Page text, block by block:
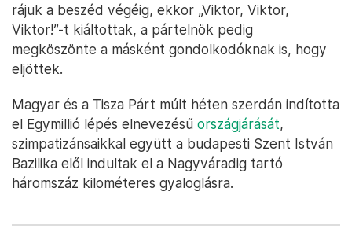
rájuk a beszéd végéig, ekkor „Viktor, Viktor,
Viktor!”-t kiáltottak, a pártelnök pedig
megköszönte a másként gondolkodóknak is, hogy
eljöttek.
Magyar és a Tisza Párt múlt héten szerdán indította
el Egymillió lépés elnevezésű országjárását,
szimpatizánsaikkal együtt a budapesti Szent István
Bazilika elől indultak el a Nagyváradig tartó
háromszáz kilométeres gyaloglásra.